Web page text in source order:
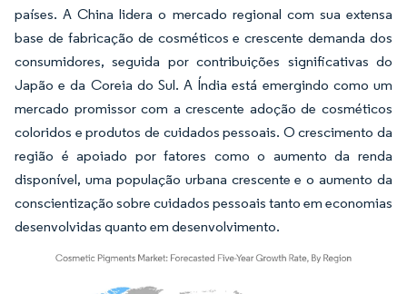
países. A China lidera o mercado regional com sua extensa
base de fabricação de cosméticos e crescente demanda dos
consumidores, seguida por contribuições significativas do
Japão e da Coreia do Sul. A Índia está emergindo como um
mercado promissor com a crescente adoção de cosméticos
coloridos e produtos de cuidados pessoais. O crescimento da
região é apoiado por fatores como o aumento da renda
disponível, uma população urbana crescente e o aumento da
conscientização sobre cuidados pessoais tanto em economias
desenvolvidas quanto em desenvolvimento.